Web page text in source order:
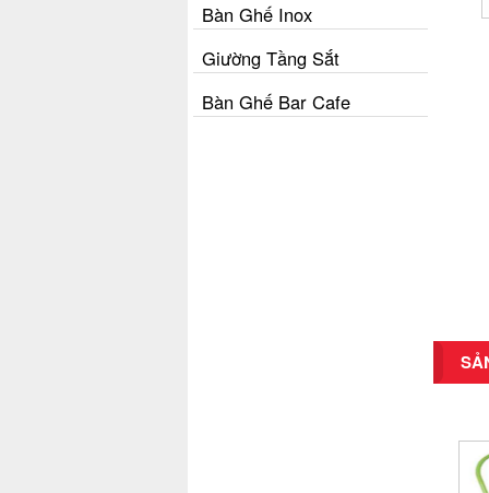
Bàn Ghế Inox
Giường Tầng Sắt
Bàn Ghế Bar Cafe